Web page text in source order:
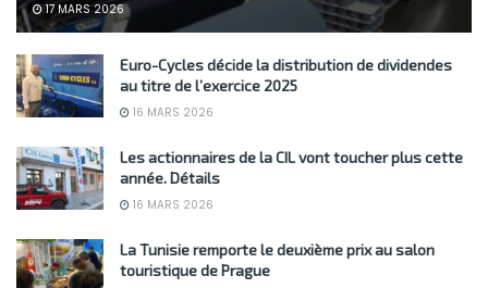
17 MARS 2026
Euro-Cycles décide la distribution de dividendes
au titre de l’exercice 2025
16 MARS 2026
Les actionnaires de la CIL vont toucher plus cette
année. Détails
16 MARS 2026
La Tunisie remporte le deuxième prix au salon
touristique de Prague